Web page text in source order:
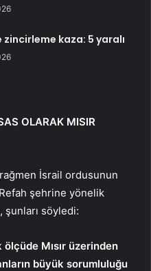
zincirleme kaza: 5 yaralı
OLARAK MISIR
İsrail ordusunun
şehrine yönelik
şunları söyledi:
ölçüde Mısır üzerinden
büyük sorumluluğu